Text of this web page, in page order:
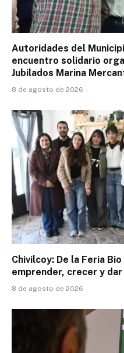
Autoridades del
encuentro solidario
Jubilados Marina
8 de agosto de 2026
Chivilcoy: De la Feria
emprender, crecer y
8 de agosto de 2026